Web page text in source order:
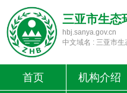
三亚市生态
hbj.sanya.gov.cn
中文域名 : 三亚市生
首页 机构介绍